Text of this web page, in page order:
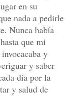
en su
nada a pedirle
Nunca había
que mi
y
y saber
día por la
y salud de